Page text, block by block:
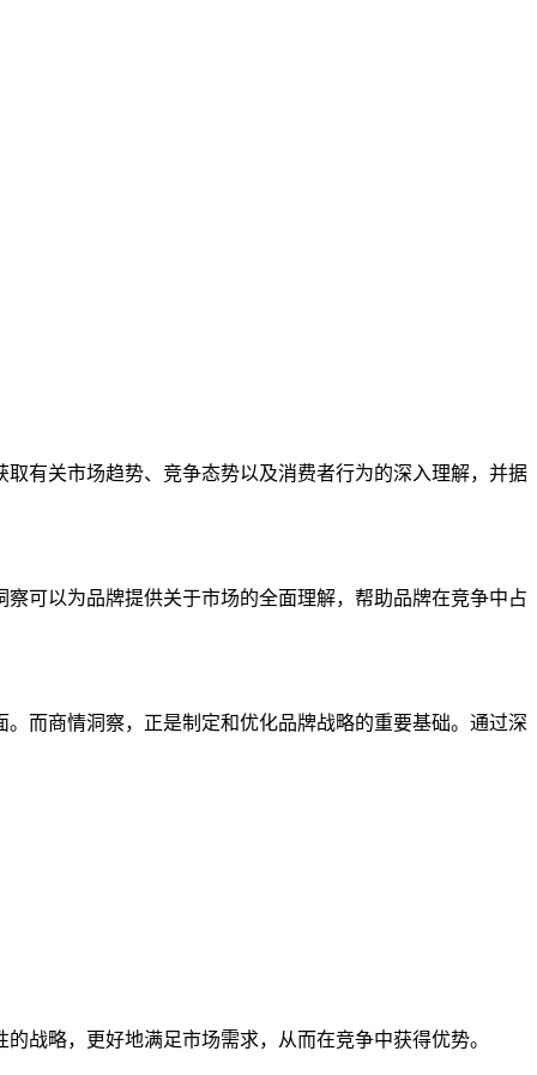
有关市场趋势、竞争态势以及消费者行为的深入理解，并据
可以为品牌提供关于市场的全面理解，帮助品牌在竞争中占
而商情洞察，正是制定和优化品牌战略的重要基础。通过深
战略，更好地满足市场需求，从而在竞争中获得优势。